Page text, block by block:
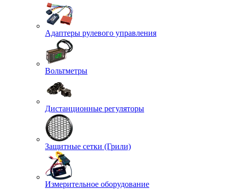
Адаптеры рулевого управления
Вольтметры
Дистанционные регуляторы
Защитные сетки (Грили)
Измерительное оборудование